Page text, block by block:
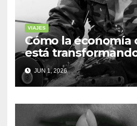
VIAJES
Cómo la economía
está
sostenible
JUN 1, 2026